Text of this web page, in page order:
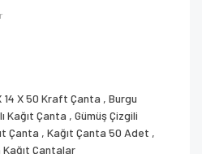
14 X 50 Kraft Çanta ,Burgu
Kağıt Çanta ,Gümüş Çizgili
Çanta ,Kağıt Çanta 50 Adet ,
Kağıt Çantalar